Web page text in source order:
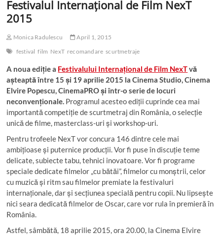
Festivalul Internațional de Film NexT
2015
Monica Radulescu
April 1, 2015
festival film NexT recomandare scurtmetraje
A noua ediție a Festivalului Internațional de Film NexTvă
așteaptă între 15 și 19 aprilie 2015 la Cinema Studio, Cinema
Elvire Popescu, CinemaPRO și într-o serie de locuri
neconvenționale. Programul acesteo ediții cuprinde cea mai
importantă competiție de scurtmetraj din România, o selecție
unică de filme, masterclass-uri și workshop-uri.
Pentru trofeele NexT vor concura 146 dintre cele mai
ambițioase și puternice producții. Vor fi puse în discuție teme
delicate, subiecte tabu, tehnici inovatoare. Vor fi programe
speciale dedicate filmelor „cu bătăi”, filmelor cu monștrii, celor
cu muzică și ritm sau filmelor premiate la festivaluri
internaționale, dar și secțiunea specială pentru copii. Nu lipsește
nici seara dedicată filmelor de Oscar, care vor rula în premieră în
România.
Astfel, sâmbătă, 18 aprilie 2015, ora 20.00, la Cinema Elvire